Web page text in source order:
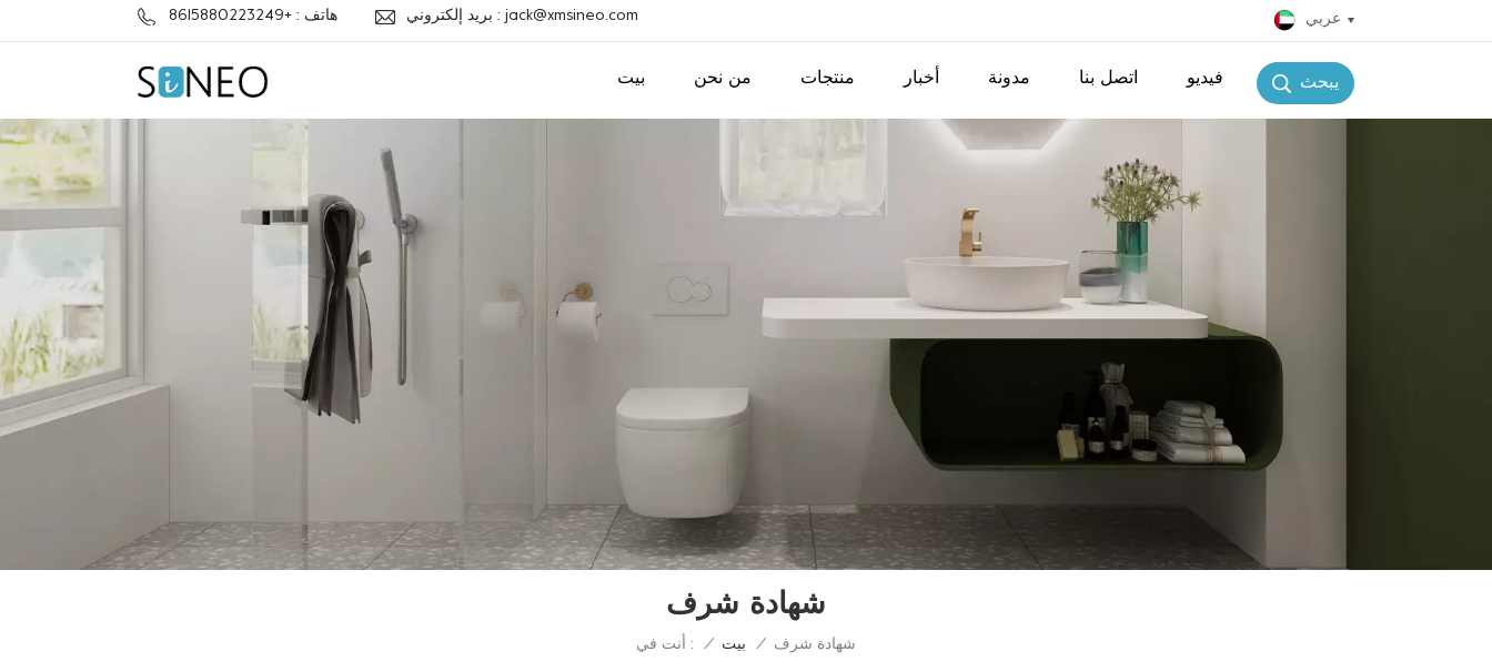
هاتف : +8615880223249 بريد إلكتروني : jack@xmsineo.com عربي
يبحث بيت من نحن منتجات أخبار مدونة اتصل بنا فيديو
شهادة شرف
أنت في : / بيت / شهادة شرف